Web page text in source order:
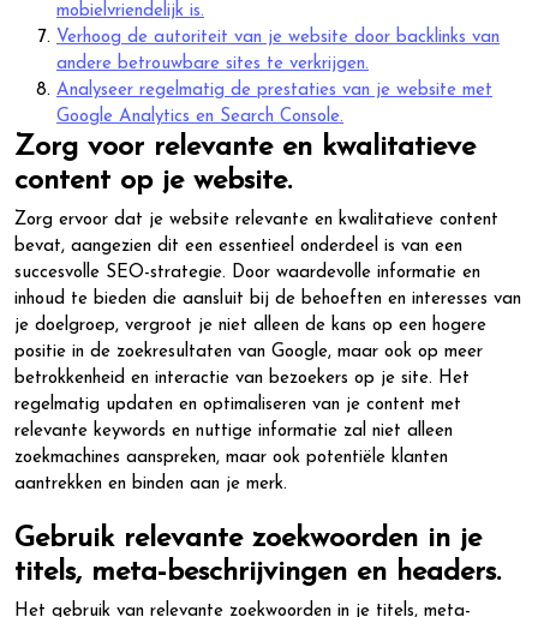
mobielvriendelijk is.
Verhoog de autoriteit van je website door backlinks van
andere betrouwbare sites te verkrijgen.
Analyseer regelmatig de prestaties van je website met
Google Analytics en Search Console.
Zorg voor relevante en kwalitatieve
content op je website.
Zorg ervoor dat je website relevante en kwalitatieve content
bevat, aangezien dit een essentieel onderdeel is van een
succesvolle SEO-strategie. Door waardevolle informatie en
inhoud te bieden die aansluit bij de behoeften en interesses van
je doelgroep, vergroot je niet alleen de kans op een hogere
positie in de zoekresultaten van Google, maar ook op meer
betrokkenheid en interactie van bezoekers op je site. Het
regelmatig updaten en optimaliseren van je content met
relevante keywords en nuttige informatie zal niet alleen
zoekmachines aanspreken, maar ook potentiële klanten
aantrekken en binden aan je merk.
Gebruik relevante zoekwoorden in je
titels, meta-beschrijvingen en headers.
Het gebruik van relevante zoekwoorden in je titels, meta-